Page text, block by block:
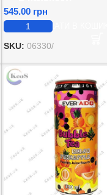
грн
SKU: 06330/